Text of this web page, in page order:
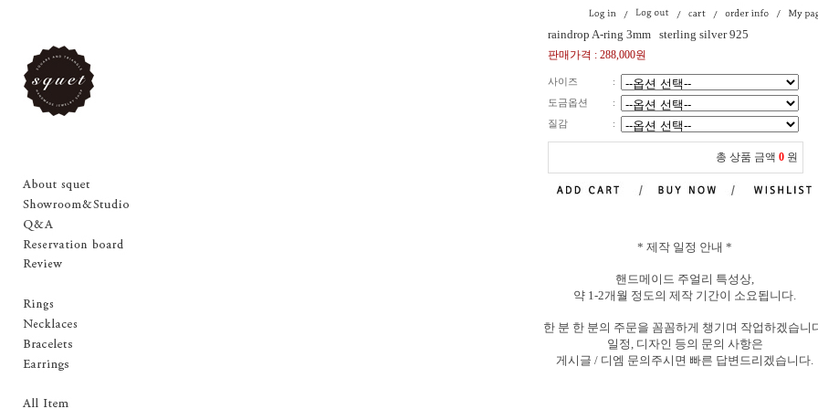
raindrop A-ring 3mm sterling silver 925
판매가격 : 288,000원
사이즈
:
도금옵션
:
질감
:
총 상품 금액 0 원
* 제작 일정 안내 *
핸드메이드 주얼리 특성상,
약 1-2개월 정도의 제작 기간이 소요됩니다.
한 분 한 분의 주문을 꼼꼼하게 챙기며 작업하겠습니
일정, 디자인 등의 문의 사항은
게시글 / 디엠 문의주시면 빠른 답변드리겠습니다.